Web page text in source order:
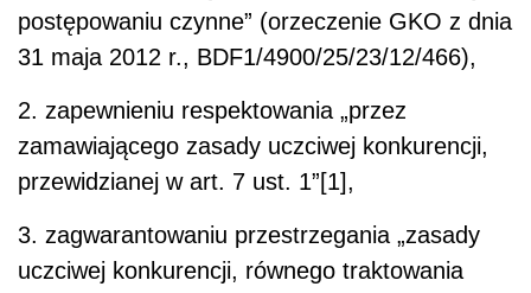
postępowaniu czynne” (orzeczenie GKO z dnia
31 maja 2012 r., BDF1/4900/25/23/12/466),
2. zapewnieniu respektowania „przez
zamawiającego zasady uczciwej konkurencji,
przewidzianej w art. 7 ust. 1”[1],
3. zagwarantowaniu przestrzegania „zasady
uczciwej konkurencji, równego traktowania